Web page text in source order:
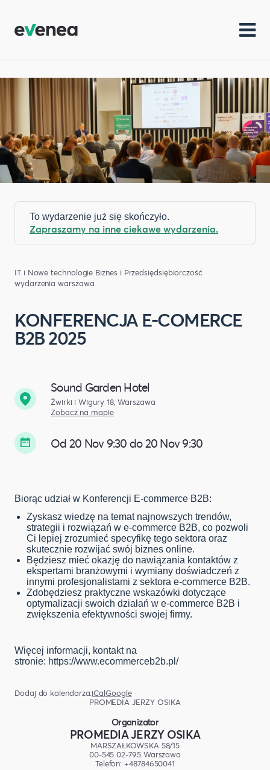
To wydarzenie już się skończyło.
Zapraszamy na inne ciekawe wydarzenia.
IT i Nowe technologie Biznes i Przedsiędsiębiorczość
wydarzenia warszawa
KONFERENCJA E-COMERCE
B2B 2025
Sound Garden Hotel
Żwirki i Wigury 18, Warszawa
Zobacz na mapie
Od 20 Nov 9:30 do 20 Nov 9:30
Biorąc udział w Konferencji E-commerce B2B:
Zyskasz wiedzę na temat najnowszych trendów,
strategii i rozwiązań w e-commerce B2B, co pozwoli
Ci lepiej zrozumieć specyfikę tego sektora oraz
skutecznie rozwijać swój biznes online.
Będziesz mieć okazję do nawiązania kontaktów z
ekspertami branżowymi i wymiany doświadczeń z
innymi profesjonalistami z sektora e-commerce B2B.
Zdobędziesz praktyczne wskazówki dotyczące
optymalizacji swoich działań w e-commerce B2B i
zwiększenia efektywności swojej firmy.
Więcej informacji, kontakt na
stronie: https://www.ecommerceb2b.pl/
Dodaj do kalendarza:iCalGoogle
PROMEDIA JERZY OSIKA
Organizator
PROMEDIA JERZY OSIKA
MARSZAŁKOWSKA 58/15
00-545 02-795 Warszawa
Telefon: +48784650041